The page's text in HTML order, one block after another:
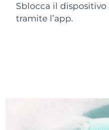
Sblocca il dispositivo
tramite l’app.